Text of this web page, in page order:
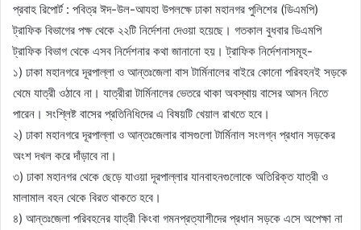
প্রবাহ রিপোর্ট : পবিত্র ঈদ-উল-আযহা উপলক্ষে ঢাকা মহানগর পুলিশের (ডিএমপি)
ট্রাফিক বিভাগের পক্ষ থেকে ২২টি নির্দেশনা দেওয়া হয়েছে। গতকাল বুধবার ডিএমপি
ট্রাফিক বিভাগ থেকে এসব নির্দেশনার কথা জানানো হয়। ট্রাফিক নির্দেশনাসমূহ-
১) ঢাকা মহানগরে দূরপাল্লা ও আন্তঃজেলা বাস টার্মিনালের বাইরে কোনো পরিবহনই সড়কে
থেমে যাত্রী ওঠাবে না। যাত্রীরা টার্মিনালের ভেতরে থাকা অবস্থায় বাসের আসন নিতে
পারেন। সংশ্লিষ্ট বাসের প্রতিনিধিদের এ বিষয়টি খেয়াল রাখতে হবে।
২) ঢাকা মহানগরে দূরপাল্লা ও আন্তঃজেলার বাসগুলো টার্মিনাল সংলগ্ন প্রধান সড়কের
অংশ দখল করে দাঁড়াবে না।
৩) ঢাকা মহানগর থেকে ছেড়ে যাওয়া দূরপাল্লার যানবাহনগুলোকে অতিরিক্ত যাত্রী ও
মালামাল বহন থেকে বিরত থাকতে হবে।
৪) আন্তঃজেলা পরিবহনের যাত্রী কিংবা গমনপ্রত্যাশীদের প্রধান সড়কে এসে অপেক্ষা না